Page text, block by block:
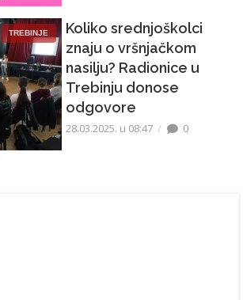
TREBINJE
Koliko srednjoškolci
znaju o vršnjačkom
nasilju? Radionice u
Trebinju donose
odgovore
28.03.2025. u 08:47 0